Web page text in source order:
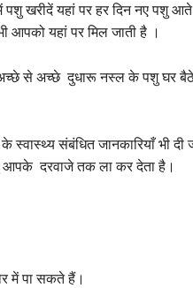
खरीदें यहां पर हर दिन नए पशु
यहां पर मिल जाती है ।
से अच्छे दुधारू नस्ल के पशु घर
संबंधित जानकारियाँ भी दी
आपके दरवाजे तक ला कर देता है।
में पा सकते हैं।